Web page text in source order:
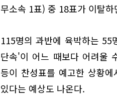
무소속 1표) 중 18표가 이탈
115명의 과반에 육박하는 55
단속'이 어느 때보다 어려울
등이 찬성표를 예고한 상황
있다는 예상도 나온다.